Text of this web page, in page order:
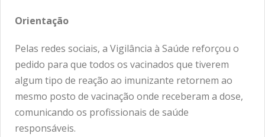
Orientação
Pelas redes sociais, a Vigilância à Saúde reforçou o
pedido para que todos os vacinados que tiverem
algum tipo de reação ao imunizante retornem ao
mesmo posto de vacinação onde receberam a dose,
comunicando os profissionais de saúde
responsáveis.